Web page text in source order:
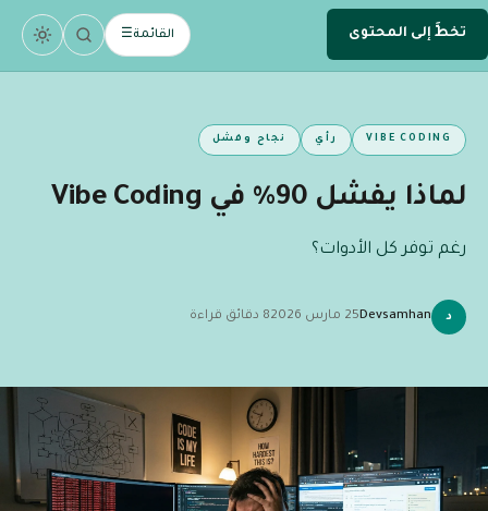
تخطَّ إلى المحتوى
DEV
devsamhan القائمة☰
VIBE CODING رأي نجاح وفشل
لماذا يفشل 90% في Vibe Coding
رغم توفر كل الأدوات؟
د Devsamhan25 مارس 2026 8 دقائق قراءة